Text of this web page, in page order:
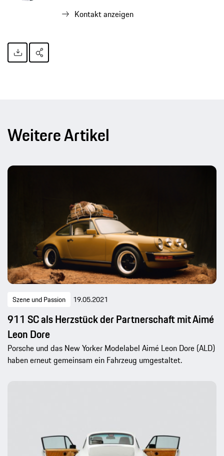
Kontakt anzeigen
Weitere Artikel
Szene und Passion 19.05.2021
911 SC als Herzstück der Partnerschaft mit Aimé
Leon Dore
Porsche und das New Yorker Modelabel Aimé Leon Dore (ALD)
haben erneut gemeinsam ein Fahrzeug umgestaltet.